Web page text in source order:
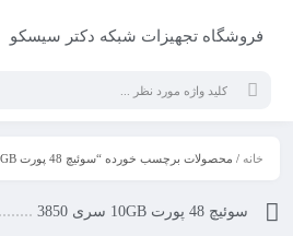
فروشگاه تجهیزات شبکه دکتر سیسکو
خانه / محصولات برچسب خورده “سوئیچ 48 پورت 10GB سری 3850”
سوئیچ 48 پورت 10GB سری 3850